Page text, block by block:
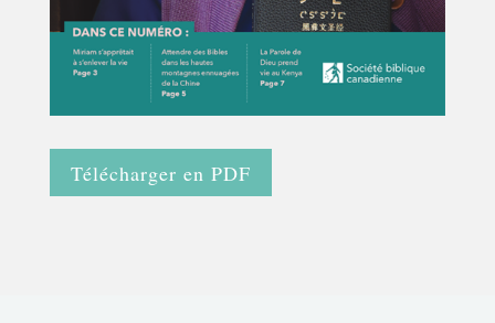
Télécharger en PDF